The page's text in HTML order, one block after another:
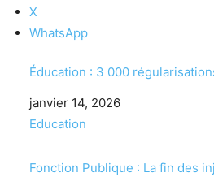
X
WhatsApp
Éducation : 3 000
Date
janvier 14, 2026
Par rapport à
Education
Fonction Publique : La fin des